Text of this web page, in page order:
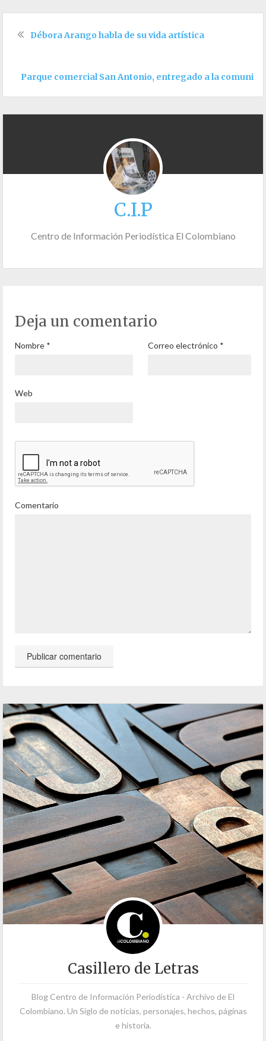
Débora Arango habla de su vida artística
Parque comercial San Antonio, entregado a la
C.I.P
Centro de Información Periodística El Colombiano
Deja un comentario
Nombre * Correo electrónico *
Web
Comentario
Casillero de Letras
Blog Centro de Información Periodística - Archivo de El
Colombiano. Un Siglo de noticias, personajes, hechos, páginas
e historia.